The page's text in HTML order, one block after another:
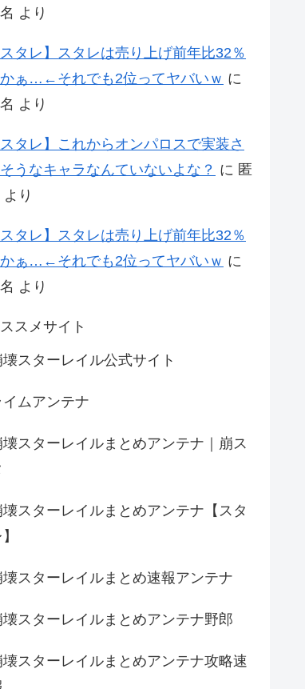
より
スタレ】スタレは売り上げ前年比32％
ぁ…←それでも2位ってヤバいｗ に
より
スタレ】これからオンパロスで実装さ
うなキャラなんていないよな？ に 匿
より
スタレ】スタレは売り上げ前年比32％
ぁ…←それでも2位ってヤバいｗ に
より
スメサイト
壊スターレイル公式サイト
イムアンテナ
壊スターレイルまとめアンテナ｜崩ス
壊スターレイルまとめアンテナ【スタ
壊スターレイルまとめ速報アンテナ
壊スターレイルまとめアンテナ野郎
壊スターレイルまとめアンテナ攻略速